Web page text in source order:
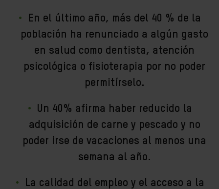
En el último año, más del 40 % de la
población ha renunciado a algún gasto
en salud como dentista, atención
psicológica o fisioterapia por no poder
permitírselo.
Un 40% afirma haber reducido la
adquisición de carne y pescado y no
poder irse de vacaciones al menos una
semana al año.
La calidad del empleo y el acceso a la